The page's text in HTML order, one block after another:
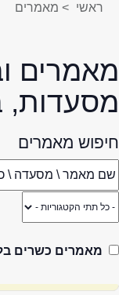
ראשי > מאמרים
מאמרים
מסעדות,
חיפוש מאמרים
מאמרים כשרים